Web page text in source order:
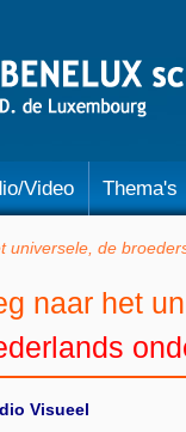
Video Thema's
universele, de
naar het
Visueel